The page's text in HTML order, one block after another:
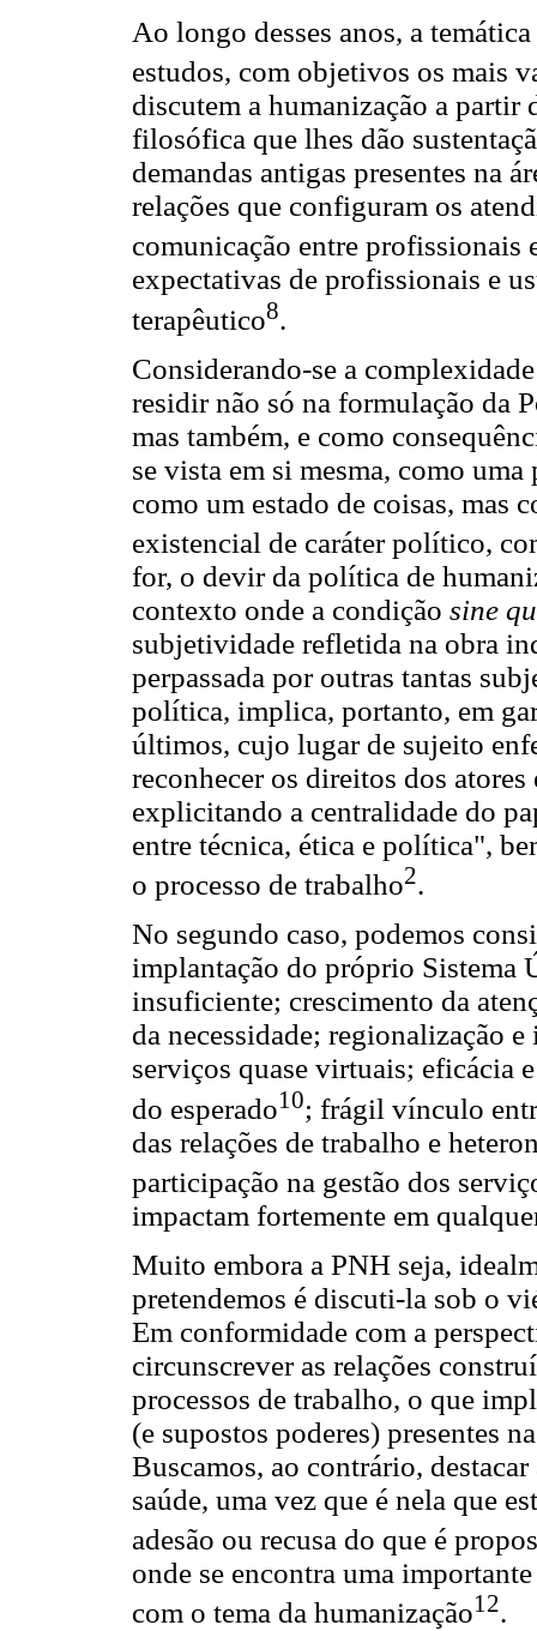
Ao longo desses anos, a
estudos, com objetivos os mais
discutem a humanização a partir
filosófica que lhes dão
demandas antigas presentes na
relações que configuram os
comunicação entre profissionais
expectativas de profissionais e
terapêutico8.
Considerando-se a
residir não só na formulação da
mas também, e como
se vista em si mesma, como
como um estado de coisas, mas
existencial de caráter político,
for, o devir da política de
contexto onde a condição sine
subjetividade refletida na obra
perpassada por outras tantas
política, implica, portanto, em
últimos, cujo lugar de sujeito
reconhecer os direitos dos
explicitando a centralidade do
entre técnica, ética e política",
o processo de trabalho2.
No segundo caso, podemos
implantação do próprio Sistema
insuficiente; crescimento da
da necessidade; regionalização
serviços quase virtuais; eficácia
do esperado10; frágil vínculo
das relações de trabalho e
participação na gestão dos
impactam fortemente em
Muito embora a PNH seja,
pretendemos é discuti-la sob o
Em conformidade com a
circunscrever as relações
processos de trabalho, o que
(e supostos poderes) presentes
Buscamos, ao contrário,
saúde, uma vez que é nela que
adesão ou recusa do que é
onde se encontra uma
com o tema da humanização12.